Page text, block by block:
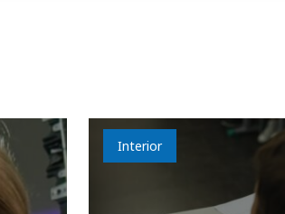
Interior